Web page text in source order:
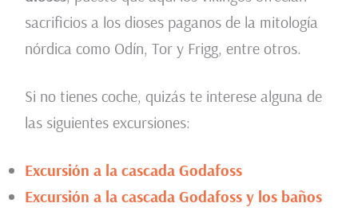
sacrificios a los dioses paganos de la mitología
nórdica como Odín, Tor y Frigg, entre otros.
Si no tienes coche, quizás te interese alguna de
las siguientes excursiones:
Excursión a la cascada Godafoss
Excursión a la cascada Godafoss y los baños